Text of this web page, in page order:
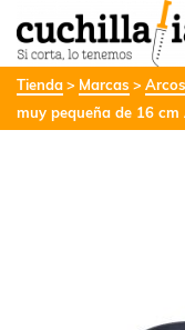
Tienda Marcas Arcos
muy pequeña de 16